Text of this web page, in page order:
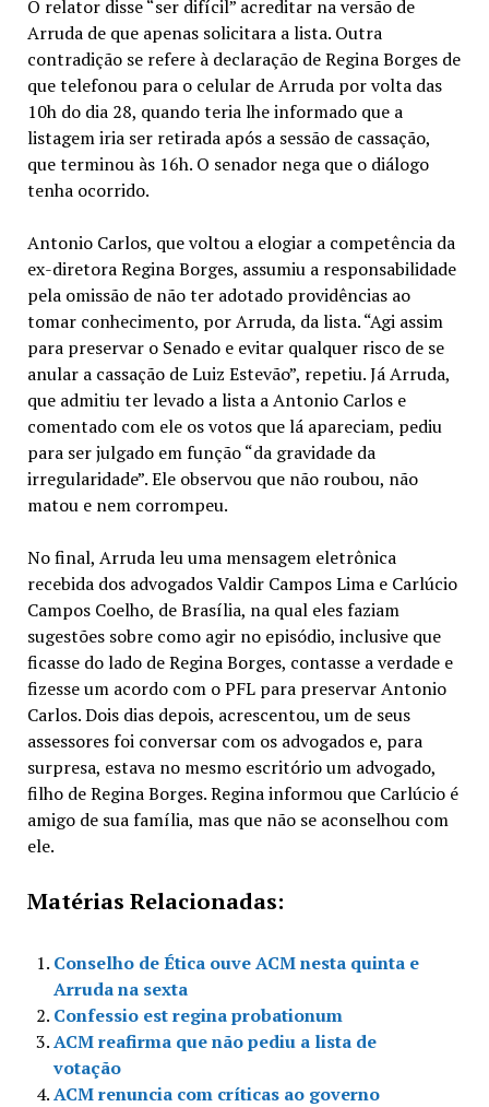
O relator disse “ser difícil” acreditar na versão de
Arruda de que apenas solicitara a lista. Outra
contradição se refere à declaração de Regina Borges de
que telefonou para o celular de Arruda por volta das
10h do dia 28, quando teria lhe informado que a
listagem iria ser retirada após a sessão de cassação,
que terminou às 16h. O senador nega que o diálogo
tenha ocorrido.
Antonio Carlos, que voltou a elogiar a competência da
ex-diretora Regina Borges, assumiu a responsabilidade
pela omissão de não ter adotado providências ao
tomar conhecimento, por Arruda, da lista. “Agi assim
para preservar o Senado e evitar qualquer risco de se
anular a cassação de Luiz Estevão”, repetiu. Já Arruda,
que admitiu ter levado a lista a Antonio Carlos e
comentado com ele os votos que lá apareciam, pediu
para ser julgado em função “da gravidade da
irregularidade”. Ele observou que não roubou, não
matou e nem corrompeu.
No final, Arruda leu uma mensagem eletrônica
recebida dos advogados Valdir Campos Lima e Carlúcio
Campos Coelho, de Brasília, na qual eles faziam
sugestões sobre como agir no episódio, inclusive que
ficasse do lado de Regina Borges, contasse a verdade e
fizesse um acordo com o PFL para preservar Antonio
Carlos. Dois dias depois, acrescentou, um de seus
assessores foi conversar com os advogados e, para
surpresa, estava no mesmo escritório um advogado,
filho de Regina Borges. Regina informou que Carlúcio é
amigo de sua família, mas que não se aconselhou com
ele.
Matérias Relacionadas:
Conselho de Ética ouve ACM nesta quinta e
Arruda na sexta
Confessio est regina probationum
ACM reafirma que não pediu a lista de
votação
ACM renuncia com críticas ao governo